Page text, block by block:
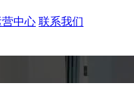
营中心 联系我们